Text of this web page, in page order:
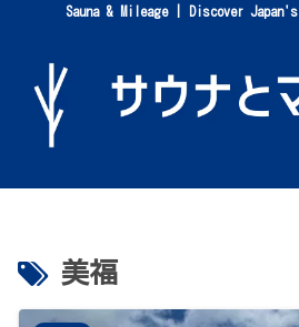
Sauna & Mileage | Discover
美福